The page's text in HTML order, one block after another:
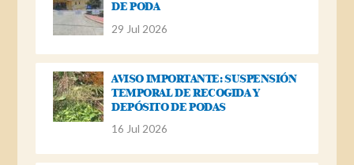
DE PODA
29 Jul 2026
AVISO IMPORTANTE: SUSPENSIÓN
TEMPORAL DE RECOGIDA Y
DEPÓSITO DE PODAS
16 Jul 2026